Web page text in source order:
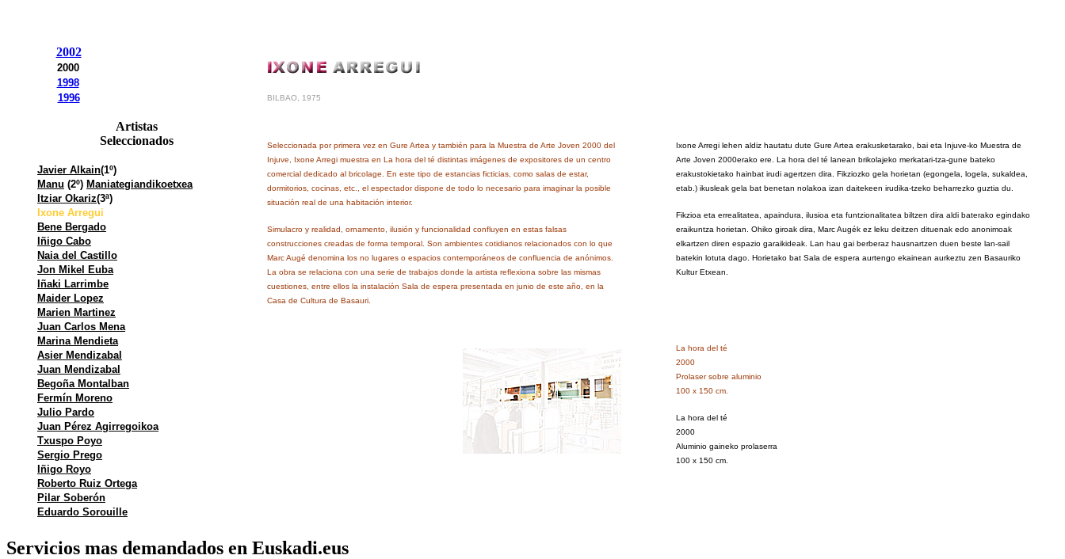
2002
2000
1998
1996
Artistas
Seleccionados
Javier Alkain(1º)
Manu (2º) Maniategiandikoetxea
Itziar Okariz(3ª)
Ixone Arregui
Bene Bergado
Iñigo Cabo
Naia del Castillo
Jon Mikel Euba
Iñaki Larrimbe
Maider Lopez
Marien Martinez
Juan Carlos Mena
Marina Mendieta
Asier Mendizabal
Juan Mendizabal
Begoña Montalban
Fermín Moreno
Julio Pardo
Juan Pérez Agirregoikoa
Txuspo Poyo
Sergio Prego
Iñigo Royo
Roberto Ruiz Ortega
Pilar Soberón
Eduardo Sorouille
BILBAO, 1975
Seleccionada por primera vez en Gure Artea y también para la Muestra de Arte Joven 2000 del
Injuve, Ixone Arregi muestra en La hora del té distintas imágenes de expositores de un centro
comercial dedicado al bricolage. En este tipo de estancias ficticias, como salas de estar,
dormitorios, cocinas, etc., el espectador dispone de todo lo necesario para imaginar la posible
situación real de una habitación interior.
Simulacro y realidad, ornamento, ilusión y funcionalidad confluyen en estas falsas
construcciones creadas de forma temporal. Son ambientes cotidianos relacionados con lo que
Marc Augé denomina los no lugares o espacios contemporáneos de confluencia de anónimos.
La obra se relaciona con una serie de trabajos donde la artista reflexiona sobre las mismas
cuestiones, entre ellos la instalación Sala de espera presentada en junio de este año, en la
Casa de Cultura de Basauri.
Ixone Arregi lehen aldiz hautatu dute Gure Artea erakusketarako, bai eta Injuve-ko Muestra de
Arte Joven 2000erako ere. La hora del té lanean brikolajeko merkatari-tza-gune bateko
erakustokietako hainbat irudi agertzen dira. Fikziozko gela horietan (egongela, logela, sukaldea,
etab.) ikusleak gela bat benetan nolakoa izan daitekeen irudika-tzeko beharrezko guztia du.
Fikzioa eta errealitatea, apaindura, ilusioa eta funtzionalitatea biltzen dira aldi baterako egindako
eraikuntza horietan. Ohiko giroak dira, Marc Augék ez leku deitzen dituenak edo anonimoak
elkartzen diren espazio garaikideak. Lan hau gai berberaz hausnartzen duen beste lan-sail
batekin lotuta dago. Horietako bat Sala de espera aurtengo ekainean aurkeztu zen Basauriko
Kultur Etxean.
La hora del té
2000
Prolaser sobre aluminio
100 x 150 cm.
La hora del té
2000
Aluminio gaineko prolaserra
100 x 150 cm.
Servicios mas demandados en Euskadi.eus